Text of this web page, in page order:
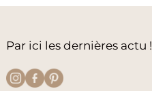
Par ici les dernières actu !